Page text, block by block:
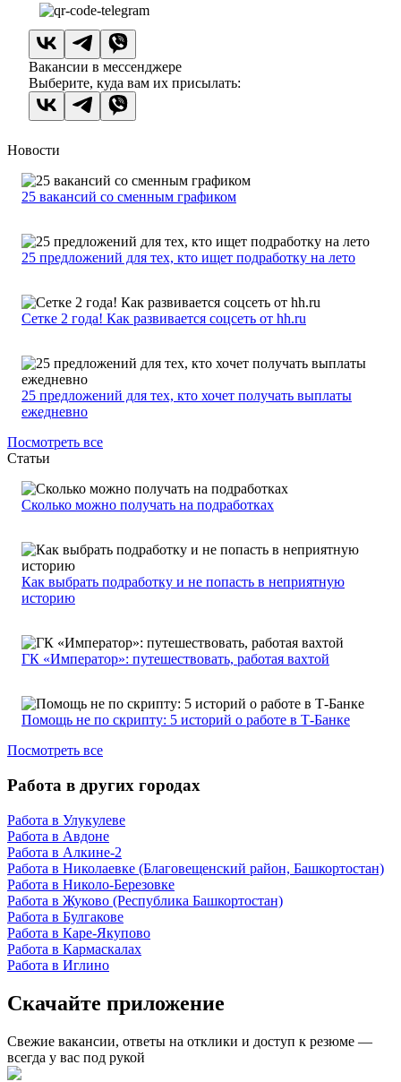
Вакансии в мессенджере
Выберите, куда вам их присылать:
Новости
25 вакансий со сменным графиком
25 предложений для тех, кто ищет подработку на лето
Сетке 2 года! Как развивается соцсеть от hh.ru
25 предложений для тех, кто хочет получать выплаты
ежедневно
Посмотреть все
Статьи
Сколько можно получать на подработках
Как выбрать подработку и не попасть в неприятную
историю
ГК «Император»: путешествовать, работая вахтой
Помощь не по скрипту: 5 историй о работе в Т-Банке
Посмотреть все
Работа в других городах
Работа в Улукулеве
Работа в Авдоне
Работа в Алкине-2
Работа в Николаевке (Благовещенский район, Башкортостан)
Работа в Николо-Березовке
Работа в Жуково (Республика Башкортостан)
Работа в Булгакове
Работа в Каре-Якупово
Работа в Кармаскалах
Работа в Иглино
Скачайте приложение
Свежие вакансии, ответы на отклики и доступ к резюме —
всегда у вас под рукой